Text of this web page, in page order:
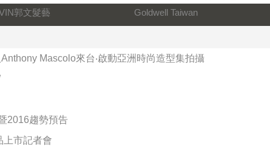
郭文髮藝 Goldwell Taiwan
Mascolo來台‧啟動亞洲時尚造型集拍攝
2016趨勢預告
上市記者會